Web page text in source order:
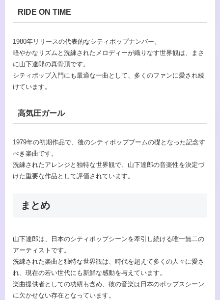
RIDE ON TIME
1980年リリースの代表的なシティポップナンバー。
軽やかなリズムと洗練されたメロディーが織りなす世界観は、まさ
に山下達郎の真骨頂です。
シティポップ入門にも最適な一曲として、多くのファンに愛され続
けています。
高気圧ガール
1979年の初期作品で、後のシティポップブームの礎となった記念す
べき楽曲です。
洗練されたアレンジと独特な世界観で、山下達郎の音楽性を決定づ
けた重要な作品として評価されています。
まとめ
山下達郎は、日本のシティポップシーンを牽引し続ける唯一無二の
アーティストです。
洗練された楽曲と独特な世界観は、時代を超えて多くの人々に愛さ
れ、現在の若い世代にも新鮮な感動を与えています。
楽曲提供者としての功績も含め、彼の音楽は日本のポップスシーン
に欠かせない存在となっています。